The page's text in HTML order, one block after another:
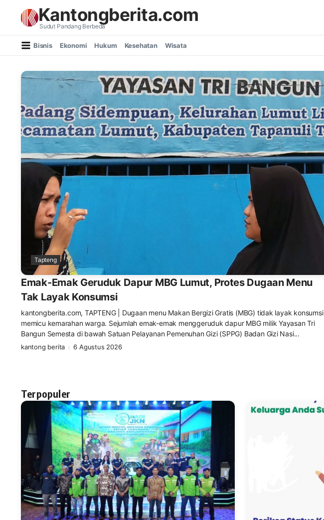
Kantongberita.com
Sudut Pandang Berbeda
Bisnis Ekonomi Hukum Kesehatan Wisata
Tapteng
Emak-Emak Geruduk Dapur MBG Lumut, Protes Dugaan Menu
Tak Layak Konsumsi
kantongberita.com, TAPTENG | Dugaan menu Makan Bergizi Gratis (MBG) tidak layak konsumsi
memicu kemarahan warga. Sejumlah emak-emak menggeruduk dapur MBG milik Yayasan Tri
Bangun Semesta di bawah Satuan Pelayanan Pemenuhan Gizi (SPPG) Badan Gizi Nasi...
kantong berita 6 Agustus 2026
Terpopuler